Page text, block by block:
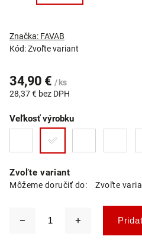
Kód:Zvoľte variant
Značka: FAVAB
34,90 € / ks
28,37 € bez DPH
Zvoľte variant
Môžeme doručiť do: Zvoľte
Veľkosť výrobku